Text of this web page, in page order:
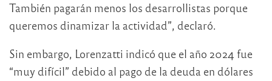
También pagarán menos los desarrollistas porque
queremos dinamizar la actividad”, declaró.
Sin embargo, Lorenzatti indicó que el año 2024 fue
“muy difícil” debido al pago de la deuda en dólares